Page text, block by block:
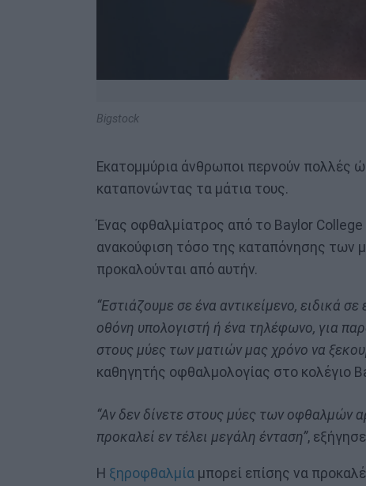
Bigstock
Εκατομμύρια άνθρωποι περνούν πολλές
καταπονώντας τα μάτια τους.
Ένας οφθαλμίατρος από το Baylor
ανακούφιση τόσο της καταπόνησης των
προκαλούνται από αυτήν.
“Εστιάζουμε σε ένα αντικείμενο, ειδικά
οθόνη υπολογιστή ή ένα τηλέφωνο, για
στους μύες των ματιών μας χρόνο να
καθηγητής οφθαλμολογίας στο κολέγιο
“Αν δεν δίνετε στους μύες των οφθαλμών
προκαλεί εν τέλει μεγάλη ένταση”,
Η ξηροφθαλμία μπορεί επίσης να